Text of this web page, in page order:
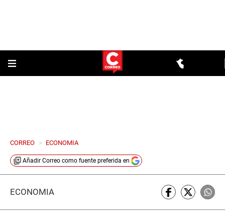
CORREO > ECONOMIA
Añadir Correo como fuente preferida en
ECONOMÍA